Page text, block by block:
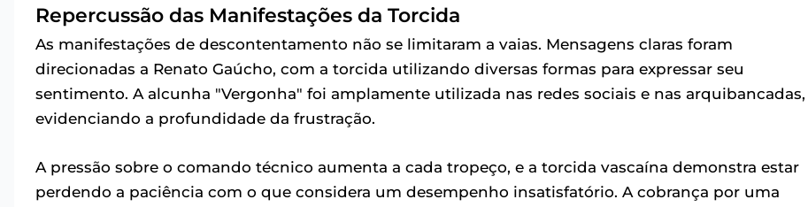
Repercussão das Manifestações da Torcida
As manifestações de descontentamento não se limitaram a vaias. Mensagens claras foram
direcionadas a Renato Gaúcho, com a torcida utilizando diversas formas para expressar seu
sentimento. A alcunha "Vergonha" foi amplamente utilizada nas redes sociais e nas arquibancadas,
evidenciando a profundidade da frustração.
A pressão sobre o comando técnico aumenta a cada tropeço, e a torcida vascaína demonstra estar
perdendo a paciência com o que considera um desempenho insatisfatório. A cobrança por uma